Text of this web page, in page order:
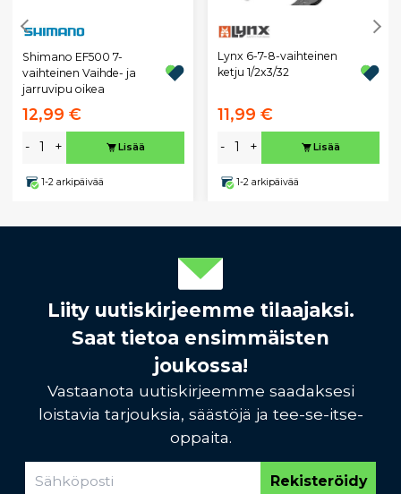
Shimano EF500 7-
vaihteinen Vaihde- ja
jarruvipu oikea
12,99 €
- + Lisää
1-2 arkipäivää
Lynx 6-7-8-vaihteinen
ketju 1/2x3/32
11,99 €
- + Lisää
1-2 arkipäivää
Liity uutiskirjeemme tilaajaksi.
Saat tietoa ensimmäisten
joukossa!
Vastaanota uutiskirjeemme saadaksesi
loistavia tarjouksia, säästöjä ja tee-se-itse-
oppaita.
Rekisteröidy